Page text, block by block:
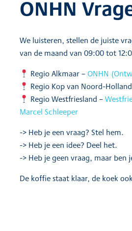
ONHN
We luisteren, stellen de juiste
van de maand van 09:00 tot
Regio Alkmaar –ONHN
Regio Kop van Noord-
Regio Westfriesland –
Marcel Schleeper
-> Heb je een vraag? Stel hem.
-> Heb je een idee? Deel het.
-> Heb je geen vraag, maar ben
De koffie staat klaar, de koek